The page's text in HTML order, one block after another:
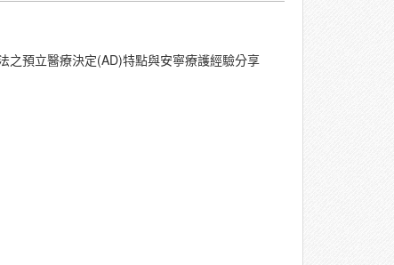
之預立醫療決定(AD)特點與安寧療護經驗分享